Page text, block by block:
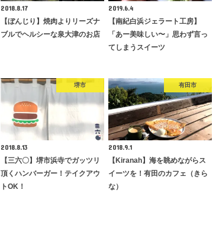
2018.8.17
【ぼんじり】焼肉よりリーズナ
ブルでヘルシーな泉大津のお店
2019.6.4
【南紀白浜ジェラート工房】
「あー美味しい〜」思わず言っ
てしまうスイーツ
堺市
2018.8.13
【三六〇】堺市浜寺でガッツリ
頂くハンバーガー！テイクアウ
トOK！
有田市
2018.9.1
【Kiranah】海を眺めながらス
イーツを！有田のカフェ（きら
な）